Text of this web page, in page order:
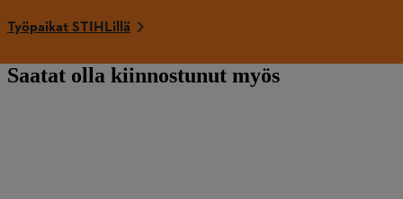
Työpaikat STIHLillä
Saatat olla kiinnostunut myös